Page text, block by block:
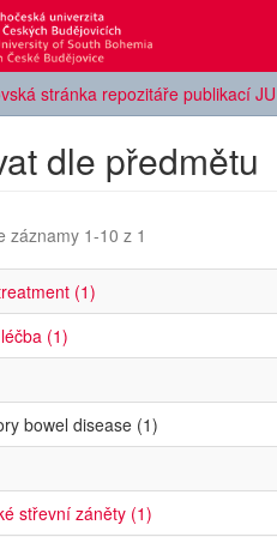
stránka repozitáře publikací JU
dle předmětu
záznamy 1-10 z 1
(1)
(1)
bowel disease (1)
střevní záněty (1)